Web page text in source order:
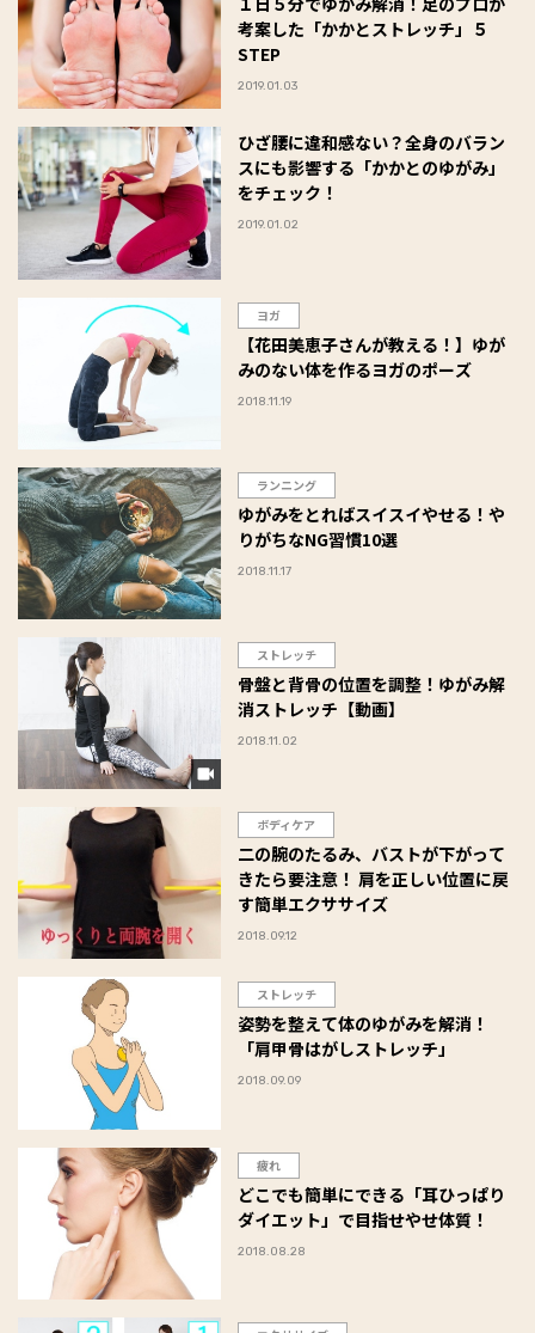
考案した「かかとストレッチ」５
STEP
2019.01.03
ひざ腰に違和感ない？全身のバラン
スにも影響する「かかとのゆがみ」
をチェック！
2019.01.02
ヨガ
【花田美恵子さんが教える！】ゆが
みのない体を作るヨガのポーズ
2018.11.19
ランニング
ゆがみをとればスイスイやせる！や
りがちなNG習慣10選
2018.11.17
ストレッチ
骨盤と背骨の位置を調整！ゆがみ解
消ストレッチ【動画】
2018.11.02
ボディケア
二の腕のたるみ、バストが下がって
きたら要注意！ 肩を正しい位置に戻
す簡単エクササイズ
2018.09.12
ストレッチ
姿勢を整えて体のゆがみを解消！
「肩甲骨はがしストレッチ」
2018.09.09
疲れ
どこでも簡単にできる「耳ひっぱり
ダイエット」で目指せやせ体質！
2018.08.28